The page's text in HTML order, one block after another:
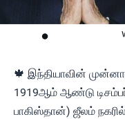
🍁 இந்தியாவின்
1919ஆம் ஆண்டு
பாகிஸ்தான்) ஜீலம் நகரில்